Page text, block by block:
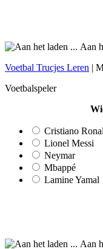
Aan
Voetbal Trucjes Leren |
Voetbalspeler
Cristiano
Lionel Messi
Neymar
Mbappé
Lamine Yamal
Aan